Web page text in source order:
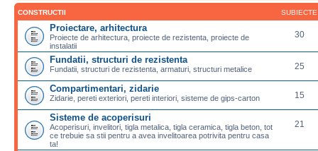
CONSTRUCTII SUBIECTE
Proiectare, arhitectura
Proiecte de arhitectura, proiecte de rezistenta, proiecte de
instalatii
30
Fundatii, structuri de rezistenta
Fundatii, structuri de rezistenta, armaturi, structuri metalice 25
Compartimentari, zidarie
Zidarie, pereti exteriori, pereti interiori, sisteme de gips-carton 15
Sisteme de acoperisuri
Acoperisuri, invelitori, tigla metalica, tigla ceramica, tigla beton, tot
ce trebuie sa stii pentru a avea invelitoarea potrivita pentru casa
ta!
21